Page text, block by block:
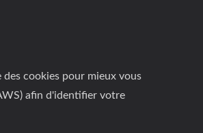
cookies pour mieux vous
afin d'identifier votre